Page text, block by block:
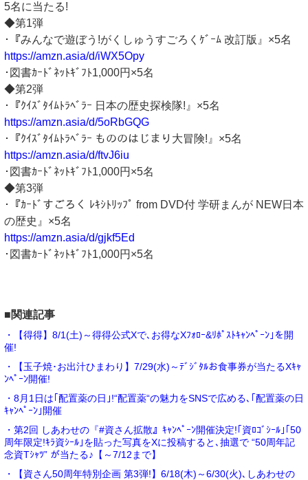
5名に当たる!
◆第1弾
･『みんなで遊ぼう!がくしゅうすごろくｹﾞｰﾑ 改訂版』×5名
https://amzn.asia/d/iWX5Opy
･図書ｶｰﾄﾞﾈｯﾄｷﾞﾌﾄ1,000円×5名
◆第2弾
･『ｸｲｽﾞﾀｲﾑﾄﾗﾍﾞﾗｰ 日本の歴史探検隊!』×5名
https://amzn.asia/d/5oRbGQG
･『ｸｲｽﾞﾀｲﾑﾄﾗﾍﾞﾗｰ もののはじまり大冒険!』×5名
https://amzn.asia/d/ftvJ6iu
･図書ｶｰﾄﾞﾈｯﾄｷﾞﾌﾄ1,000円×5名
◆第3弾
･『ｶｰﾄﾞすごろく ﾚｷｼﾄﾘｯﾌﾟ from DVD付 学研まんが NEW日本
の歴史』×5名
https://amzn.asia/d/gjkf5Ed
･図書ｶｰﾄﾞﾈｯﾄｷﾞﾌﾄ1,000円×5名
■関連記事
・【得得】8/1(土)～得得公式Xで､お得なXﾌｫﾛｰ&ﾘﾎﾟｽﾄｷｬﾝﾍﾟｰﾝ｣を開
催!
・【玉子焼･お出汁ひまわり】7/29(水)～ﾃﾞｼﾞﾀﾙお食事券が当たるXｷｬ
ﾝﾍﾟｰﾝ開催!
・8月1日は｢配置薬の日｣!“配置薬“の魅力をSNSで広める､｢配置薬の日
ｷｬﾝﾍﾟｰﾝ｣開催
・第2回 しあわせの『#資さん拡散』ｷｬﾝﾍﾟｰﾝ開催決定!｢資ﾛｺﾞｼｰﾙ｣｢50
周年限定!ｷﾗ資ｼｰﾙ｣を貼った写真をXに投稿すると､抽選で “50周年記
念資Tｼｬﾂ” が当たる♪【～7/12まで】
・【資さん50周年特別企画 第3弾!】6/18(木)～6/30(火)､しあわせの